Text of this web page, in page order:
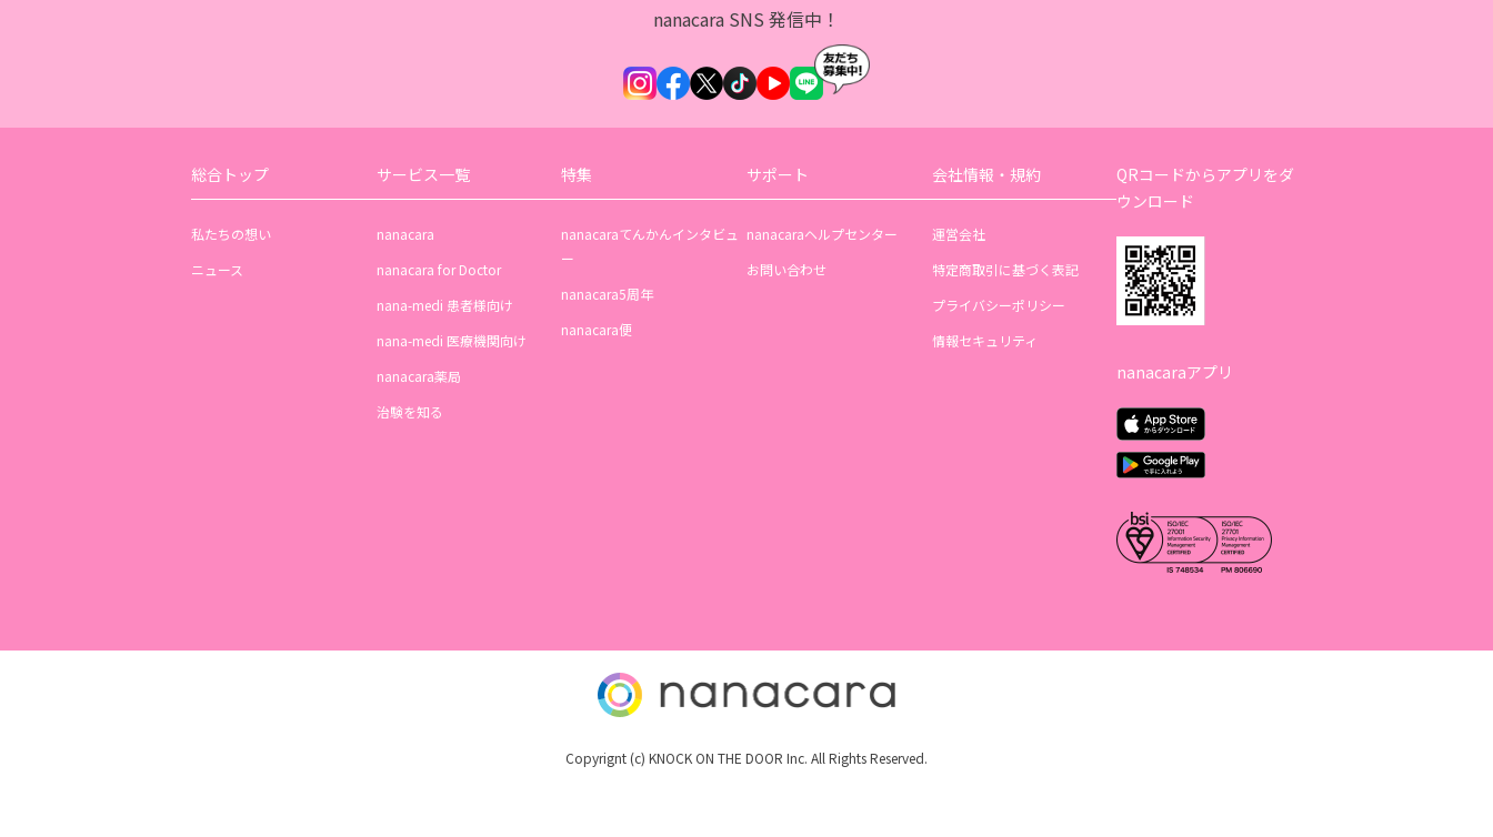
nanacara SNS 発信中！
総合トップ
私たちの想い
ニュース
サービス一覧
nanacara
nanacara for Doctor
nana-medi 患者様向け
nana-medi 医療機関向け
nanacara薬局
治験を知る
特集
nanacaraてんかんインタビュ
ー
nanacara5周年
nanacara便
サポート
nanacaraヘルプセンター
お問い合わせ
会社情報・規約
運営会社
特定商取引に基づく表記
プライバシーポリシー
情報セキュリティ
QRコードからアプリをダ
ウンロード
nanacaraアプリ
Copyrignt (c) KNOCK ON THE DOOR Inc. All Rights Reserved.